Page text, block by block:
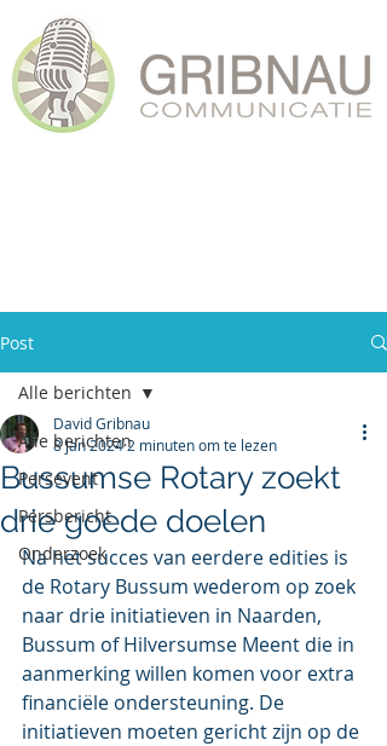
Post
Alle berichten
Persevent
Persbericht
Onderzoek
Alle berichten
Bussumse Rotary zoekt
drie goede doelen
David Gribnau
8 jan 20242 minuten om te lezen
Na het succes van eerdere edities is
de Rotary Bussum wederom op zoek
naar drie initiatieven in Naarden,
Bussum of Hilversumse Meent die in
aanmerking willen komen voor extra
financiële ondersteuning. De
initiatieven moeten gericht zijn op de